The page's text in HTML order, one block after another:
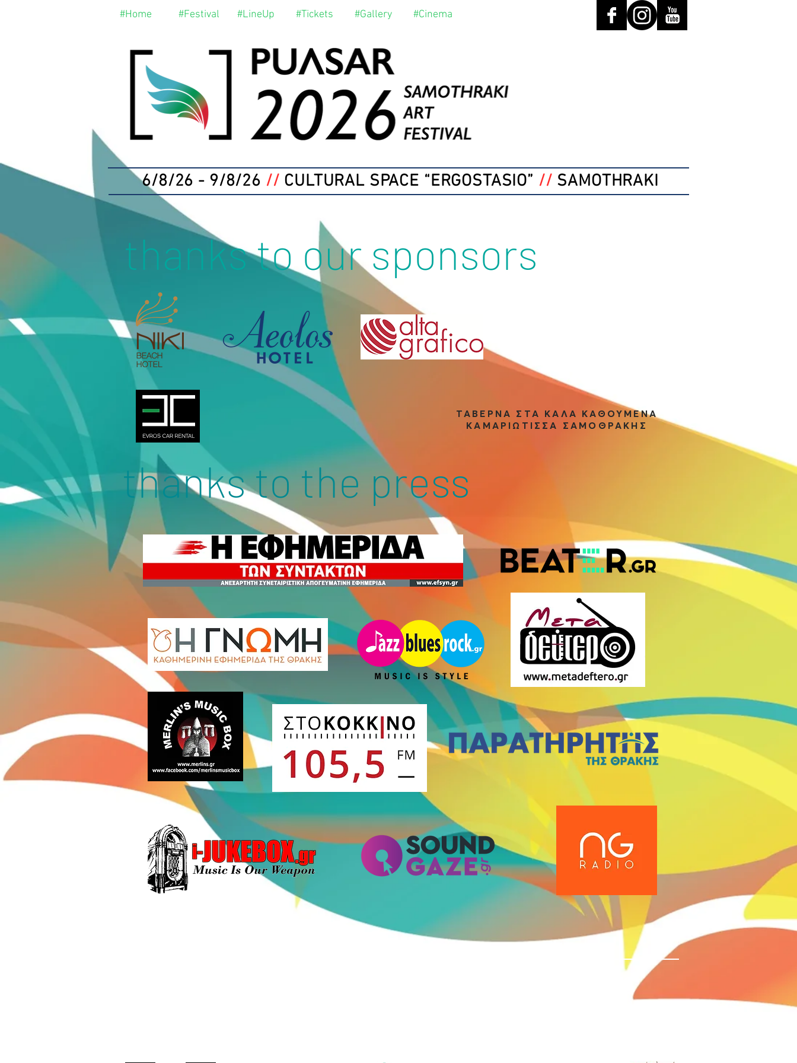
#Home #Festival #LineUp #Tickets #Gallery #Cinema
6/8/26 - 9/8/26 // CULTURAL SPACE “ERGOSTASIO” // SAMOTHRAKI
thanks to our sponsors
ΤΑΒΕΡΝΑ ΣΤΑ ΚΑΛΑ ΚΑΘΟΥΜΕΝΑ
ΚΑΜΑΡΙΩΤΙΣΣΑ ΣΑΜΟΘΡΑΚΗΣ
thanks to the press
FESTIVAL PARTNERS